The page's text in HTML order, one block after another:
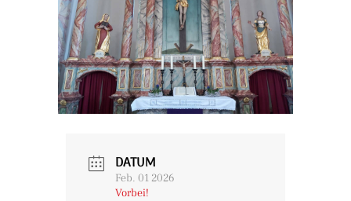
DATUM
Feb. 01 2026
Vorbei!